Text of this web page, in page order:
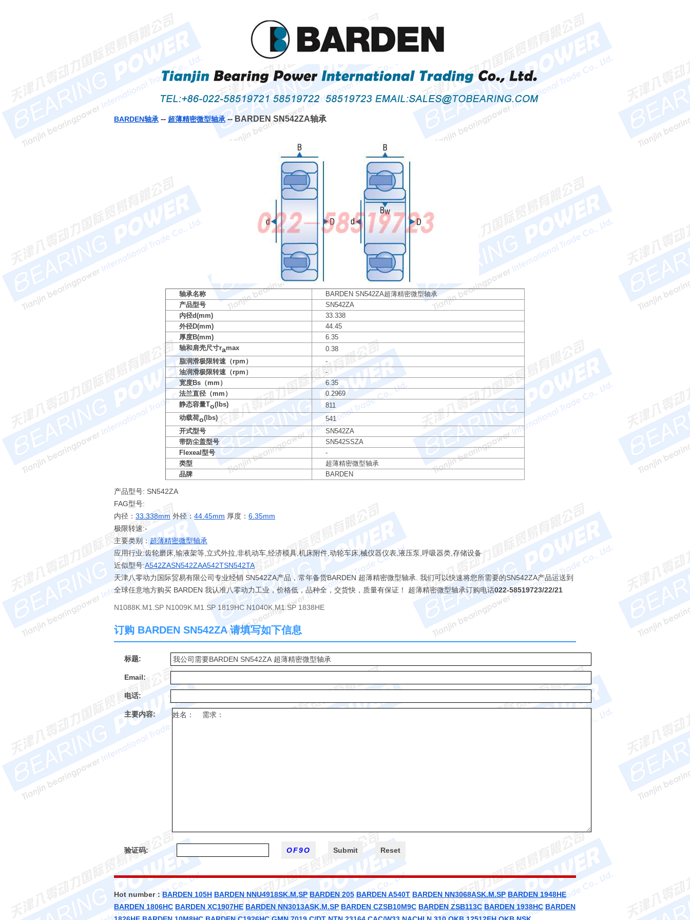
BARDEN轴承 -- 超薄精密微型轴承-- BARDEN SN542ZA轴承
轴承名称
BARDEN SN542ZA超薄精密微型轴承
产品型号
SN542ZA
内径d(mm)
33.338
外径D(mm)
44.45
厚度B(mm)
6.35
轴和肩壳尺寸ramax
0.38
脂润滑极限转速（rpm）
-
油润滑极限转速（rpm）
-
宽度Bs（mm）
6.35
法兰直径（mm）
0.2969
静态容量To(lbs)
811
动载荷o(lbs)
541
开式型号
SN542ZA
带防尘盖型号
SN542SSZA
Flexeal型号
-
类型
超薄精密微型轴承
品牌
BARDEN
产品型号: SN542ZA
FAG型号:
内径： 33.338mm 外径： 44.45mm 厚度： 6.35mm
极限转速:-
主要类别： 超薄精密微型轴承
应用行业:齿轮磨床,输液架等,立式外拉,非机动车,经济模具,机床附件,动轮车床,械仪器仪表,液压泵,呼吸器类,存储设备
近似型号:A542ZASN542ZAA542TSN542TA
天津八零动力国际贸易有限公司专业经销 SN542ZA产品，常年备货BARDEN 超薄精密微型轴承. 我们可以快速将您所需要的SN542ZA产品运送到
全球任意地方购买 BARDEN 我认准八零动力工业，价格低，品种全，交货快，质量有保证！ 超薄精密微型轴承订购电话022-58519723/22/21
N1088K.M1.SP N1009K.M1.SP 1819HC N1040K.M1.SP 1838HE
订购 BARDEN SN542ZA 请填写如下信息
标题:
Email:
电话:
主要内容:
验证码:
Hot number：BARDEN 105H BARDEN NNU4918SK.M.SP BARDEN 205 BARDEN A540T BARDEN NN3068ASK.M.SP BARDEN 1948HE
BARDEN 1806HC BARDEN XC1907HE BARDEN NN3013ASK.M.SP BARDEN CZSB10M9C BARDEN ZSB113C BARDEN 1938HC BARDEN